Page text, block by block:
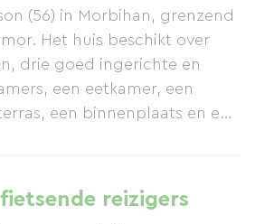
(56) in Morbihan, grenzend
Het huis beschikt over
drie goed ingerichte en
een eetkamer, een
een binnenplaats en een
op de bovenverdieping
Wit meubilair,
reizigers